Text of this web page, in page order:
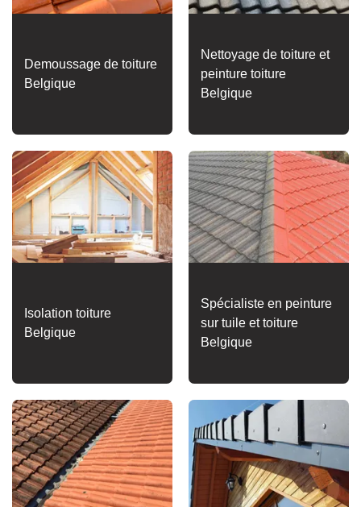
Demoussage de toiture
Belgique
Nettoyage de toiture et
peinture toiture
Belgique
Isolation toiture
Belgique
Spécialiste en peinture
sur tuile et toiture
Belgique